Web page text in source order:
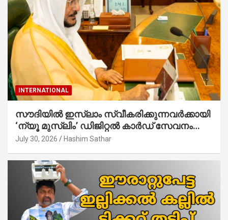
INTERNATIONAL
സൗദിയില്‍ ഇസ്‌ലാം സ്വീകരിക്കുന്നവര്‍ക്കായി
‘ന്യൂ മുസ്ലിം’ ഡിജിറ്റല്‍ കാര്‍ഡ് സേവനം
ആരംഭിച്ചു
July 30, 2026 Hashim Sathar